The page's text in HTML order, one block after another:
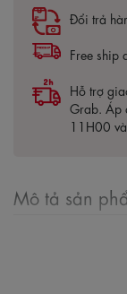
Đổi trả
Free ship
Hỗ trợ
Grab. Áp
11H00
Mô tả sản